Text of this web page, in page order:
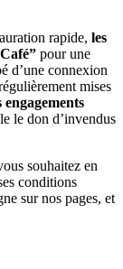
rapide, les
pour une
d’une connexion
mises
engagements
le don d’invendus
souhaitez en
conditions
sur nos pages, et